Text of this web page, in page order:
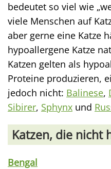
bedeutet so viel wie
viele Menschen auf
aber gerne eine Katze
hypoallergene Katze
Katzen gelten als
Proteine produzieren,
jedoch nicht: Balinese,
Sibirer, Sphynx und
Katzen, die nicht
Bengal